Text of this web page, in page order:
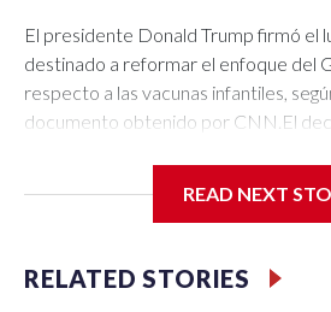
El presidente Donald Trump firmó el
destinado a reformar el enfoque del
respecto a las vacunas infantiles,
documento obtenido por CNN.El
calendario nacional de vacunación
paperas, el sarampión y la rubéola
tres dosis individuales, en contra del
READ NEXT
RELATED STORIES